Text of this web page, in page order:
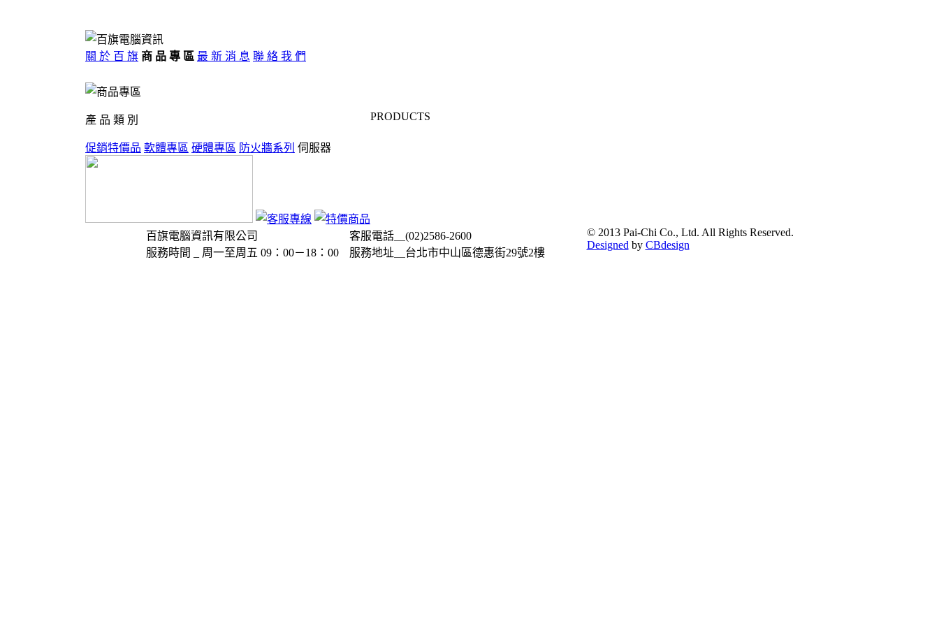
關 於 百 旗 商 品 專 區 最 新 消 息 聯 絡 我 們
產 品 類 別
促銷特價品 軟體專區 硬體專區 防火牆系列 伺服器
PRODUCTS
百旗電腦資訊有限公司
服務時間 _ 周一至周五 09：00－18：00
客服電話＿(02)2586-2600
服務地址＿台北市中山區德惠街29號2樓
© 2013 Pai-Chi Co., Ltd. All Rights Reserved.
Designed by CBdesign